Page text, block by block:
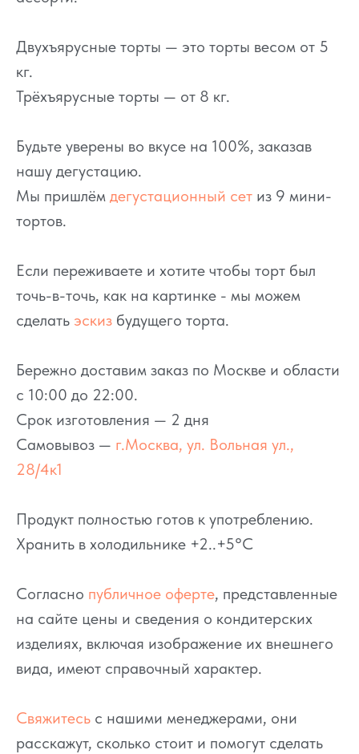
Двухъярусные торты — это торты весом от 5
кг.
Трёхъярусные торты — от 8 кг.
Будьте уверены во вкусе на 100%, заказав
нашу дегустацию.
Мы пришлём дегустационный сет из 9 мини-
тортов.
Если переживаете и хотите чтобы торт был
точь-в-точь, как на картинке - мы можем
сделать эскиз будущего торта.
Бережно доставим заказ по Москве и области
с 10:00 до 22:00.
Срок изготовления — 2 дня
Самовывоз — г.Москва, ул. Вольная ул.,
28/4к1
Продукт полностью готов к употреблению.
Хранить в холодильнике +2..+5°C
Согласно публичное оферте, представленные
на сайте цены и сведения о кондитерских
изделиях, включая изображение их внешнего
вида, имеют справочный характер.
Свяжитесь с нашими менеджерами, они
расскажут, сколько стоит и помогут сделать